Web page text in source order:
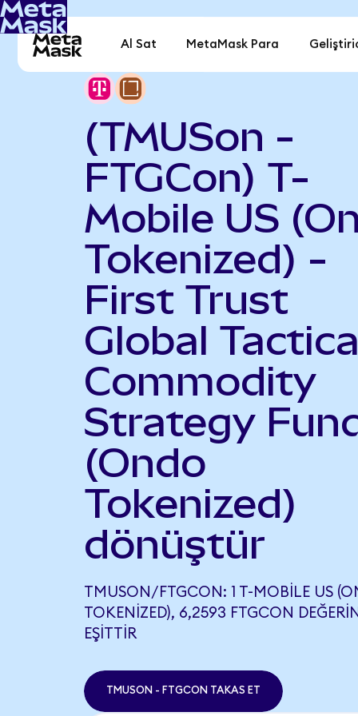
Al Sat MetaMask Para
(TMUSon -
FTGCon) T-
Mobile US
Tokenized) -
First Trust
Global
Commodity
Strategy
(Ondo
Tokenized)
dönüştür
TMUSON/FTGCON: 1 T-MOBILE US
TOKENIZED), 6,2593 FTGCON
EŞITTIR
TMUSON - FTGCON TAKAS ET